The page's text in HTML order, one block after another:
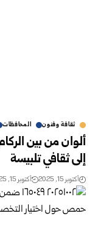
ثقافة وفنون المحافظات
ألوان من بين
إلى ثقافي تلبيسة
أكتوبر 15, 2025 أكتوبر 15, 2025